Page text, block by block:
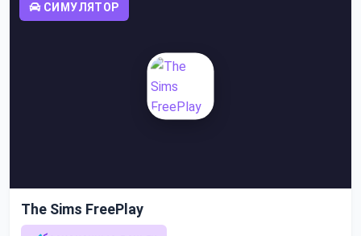
СИМУЛЯТОР
The Sims FreePlay